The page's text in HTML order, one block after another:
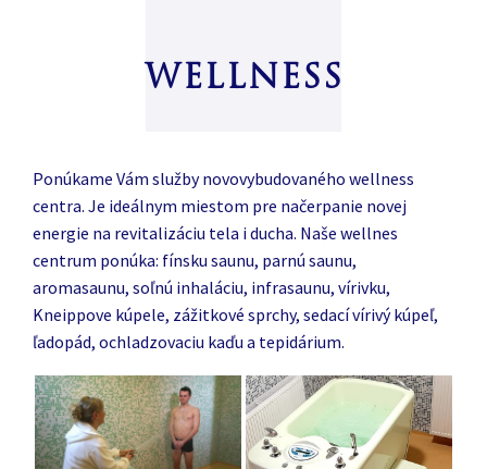
WELLNESS
Ponúkame Vám služby novovybudovaného wellness
centra. Je ideálnym miestom pre načerpanie novej
energie na revitalizáciu tela i ducha. Naše wellnes
centrum ponúka: fínsku saunu, parnú saunu,
aromasaunu, soľnú inhaláciu, infrasaunu, vírivku,
Kneippove kúpele, zážitkové sprchy, sedací vírivý kúpeľ,
ľadopád, ochladzovaciu kaďu a tepidárium.